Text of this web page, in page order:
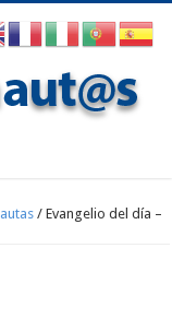
/ Evangelio del día –